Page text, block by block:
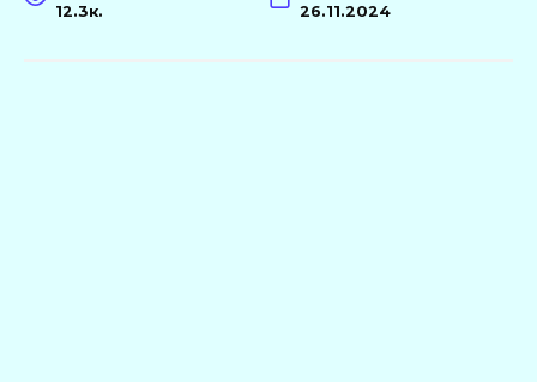
12.3к. 26.11.2024